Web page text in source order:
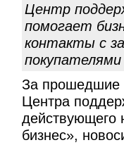
Центр
помогает
контакты с
покупателями
За прошедшие
Центра
действующего
бизнес»,